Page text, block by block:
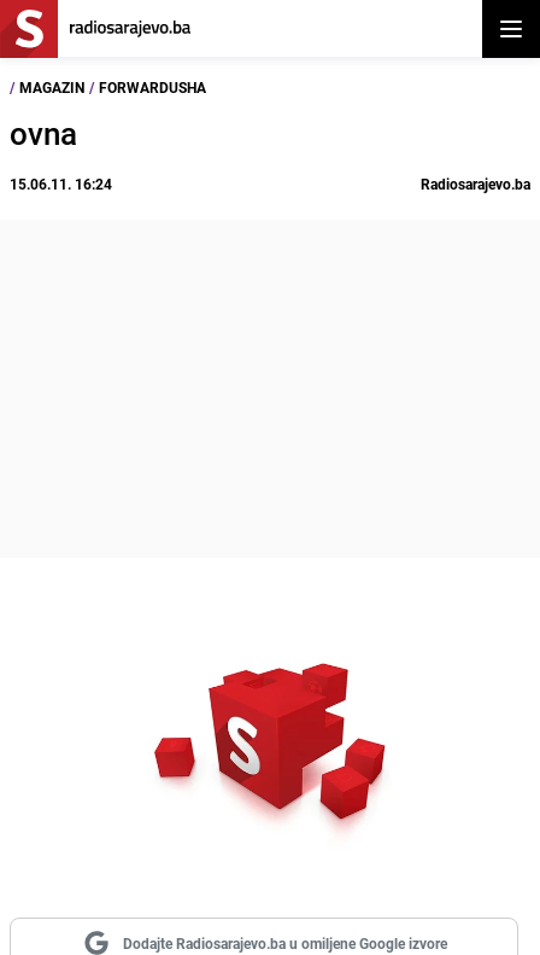
/ MAGAZIN / FORWARDUSHA
ovna
15.06.11. 16:24 Radiosarajevo.ba
Dodajte Radiosarajevo.ba u omiljene Google izvore